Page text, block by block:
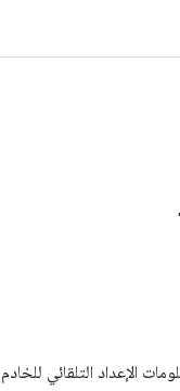
الإعداد التلقائي